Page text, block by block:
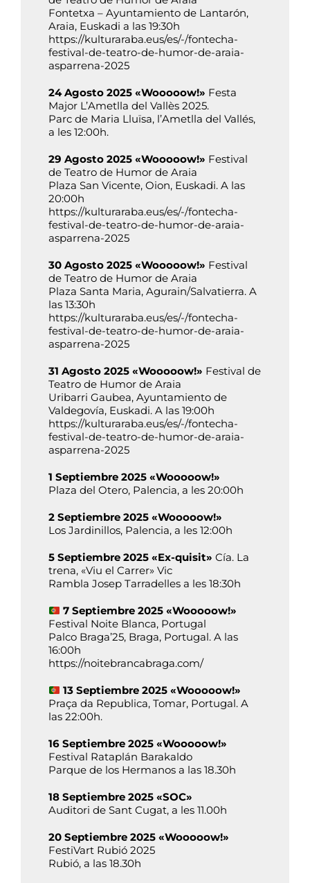
Fontetxa – Ayuntamiento de Lantarón,
Araia, Euskadi a las 19:30h
https://kulturaraba.eus/es/-/fontecha-
festival-de-teatro-de-humor-de-araia-
asparrena-2025
24 Agosto 2025 «Wooooow!» Festa
Major L’Ametlla del Vallès 2025.
Parc de Maria Lluïsa, l’Ametlla del Vallés,
a les 12:00h.
29 Agosto 2025 «Wooooow!» Festival
de Teatro de Humor de Araia
Plaza San Vicente, Oion, Euskadi. A las
20:00h
https://kulturaraba.eus/es/-/fontecha-
festival-de-teatro-de-humor-de-araia-
asparrena-2025
30 Agosto 2025 «Wooooow!» Festival
de Teatro de Humor de Araia
Plaza Santa Maria, Agurain/Salvatierra. A
las 13:30h
https://kulturaraba.eus/es/-/fontecha-
festival-de-teatro-de-humor-de-araia-
asparrena-2025
31 Agosto 2025 «Wooooow!» Festival de
Teatro de Humor de Araia
Uribarri Gaubea, Ayuntamiento de
Valdegovía, Euskadi. A las 19:00h
https://kulturaraba.eus/es/-/fontecha-
festival-de-teatro-de-humor-de-araia-
asparrena-2025
1 Septiembre 2025 «Wooooow!»
Plaza del Otero, Palencia, a les 20:00h
2 Septiembre 2025 «Wooooow!»
Los Jardinillos, Palencia, a les 12:00h
5 Septiembre 2025 «Ex-quisit» Cía. La
trena, «Viu el Carrer» Vic
Rambla Josep Tarradelles a les 18:30h
7 Septiembre 2025 «Wooooow!»
Festival Noite Blanca, Portugal
Palco Braga’25, Braga, Portugal. A las
16:00h
https://noitebrancabraga.com/
13 Septiembre 2025 «Wooooow!»
Praça da Republica, Tomar, Portugal. A
las 22:00h.
16 Septiembre 2025 «Wooooow!»
Festival Rataplán Barakaldo
Parque de los Hermanos a las 18.30h
18 Septiembre 2025 «SOC»
Auditori de Sant Cugat, a les 11.00h
20 Septiembre 2025 «Wooooow!»
FestiVart Rubió 2025
Rubió, a las 18.30h